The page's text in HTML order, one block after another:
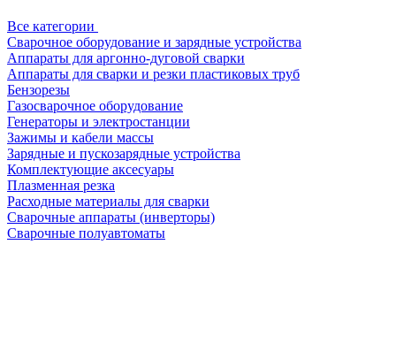
Все категории
Сварочное оборудование и зарядные устройства
Аппараты для аргонно-дуговой сварки
Аппараты для сварки и резки пластиковых труб
Бензорезы
Газосварочное оборудование
Генераторы и электростанции
Зажимы и кабели массы
Зарядные и пускозарядные устройства
Комплектующие аксесуары
Плазменная резка
Расходные материалы для сварки
Сварочные аппараты (инверторы)
Сварочные полуавтоматы